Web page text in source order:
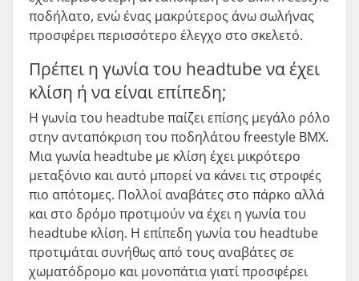
ποδήλατο, ενώ ένας μακρύτερος άνω σωλήνας
προσφέρει περισσότερο έλεγχο στο σκελετό.
Πρέπει η γωνία του headtube να έχει
κλίση ή να είναι επίπεδη;
Η γωνία του headtube παίζει επίσης μεγάλο ρόλο
στην ανταπόκριση του ποδηλάτου freestyle BMX.
Μια γωνία headtube με κλίση έχει μικρότερο
μεταξόνιο και αυτό μπορεί να κάνει τις στροφές
πιο απότομες. Πολλοί αναβάτες στο πάρκο αλλά
και στο δρόμο προτιμούν να έχει η γωνία του
headtube κλίση. Η επίπεδη γωνία του headtube
προτιμάται συνήθως από τους αναβάτες σε
χωματόδρομο και μονοπάτια γιατί προσφέρει